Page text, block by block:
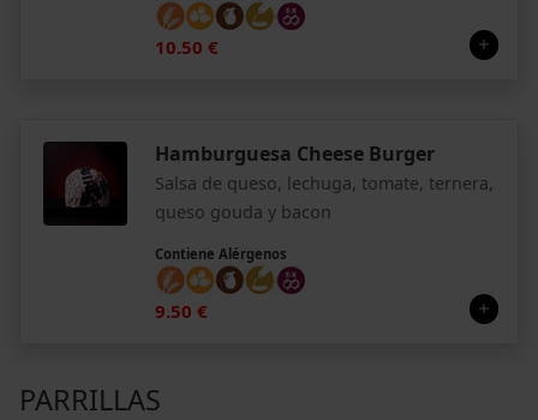
10.50 €
Hamburguesa Cheese Burger
Salsa de queso, lechuga, tomate, ternera,
queso gouda y bacon
Contiene Alérgenos
9.50 €
PARRILLAS